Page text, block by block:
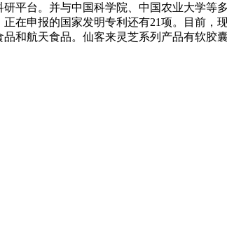
平台。并与中国科学院、中国农业大学等
在申报的国家发明专利还有21项。目前，
和航天食品。仙客来灵芝系列产品有软胶